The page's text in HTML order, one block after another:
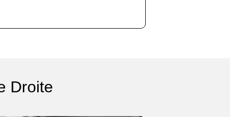
Droite